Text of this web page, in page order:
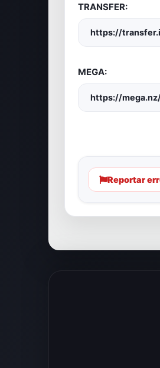
TRANSFER:
https://
MEGA:
https://mega.nz/
Reportar